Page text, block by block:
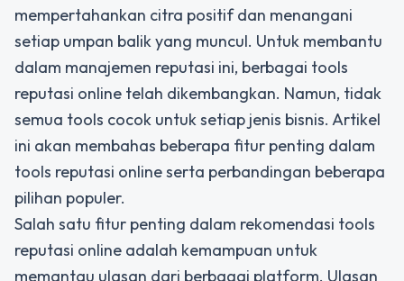
mempertahankan citra positif dan menangani
setiap umpan balik yang muncul. Untuk membantu
dalam manajemen reputasi ini, berbagai tools
reputasi online telah dikembangkan. Namun, tidak
semua tools cocok untuk setiap jenis bisnis. Artikel
ini akan membahas beberapa fitur penting dalam
tools reputasi online serta perbandingan beberapa
pilihan populer.
Salah satu fitur penting dalam rekomendasi tools
reputasi online adalah kemampuan untuk
memantau ulasan dari berbagai platform. Ulasan